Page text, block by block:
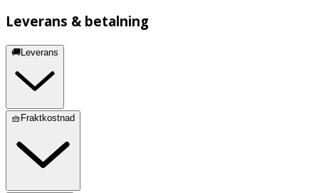
Leverans & betalning
🚚Leverans
🧺Fraktkostnad